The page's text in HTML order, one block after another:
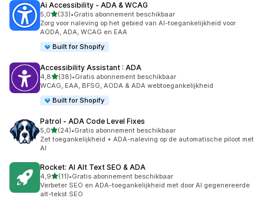
Ai Accessibility ‑ ADA & WCAG
5,0van 5 sterren
(33)
33 recensies in totaal
•Gratis abonnement beschikbaar
Zorg voor naleving op het gebied van AI-toegankelijkheid voor
AODA, ADA, WCAG en EAA
Built for Shopify
Accessibility Assistant : ADA
4,8van 5 sterren
(38)
38 recensies in totaal
•Gratis abonnement beschikbaar
WCAG, EAA, BFSG, AODA & ADA webtoegankelijkheid
Built for Shopify
Patrol ‑ ADA Code Level Fixes
5,0van 5 sterren
(24)
24 recensies in totaal
•Gratis abonnement beschikbaar
Zet toegankelijkheid + ADA-naleving op de automatische piloot met
AI
Rocket: AI Alt Text SEO & ADA
4,9van 5 sterren
(11)
11 recensies in totaal
•Gratis abonnement beschikbaar
Verbeter SEO en ADA-toegankelijkheid met door AI gegenereerde
alt-tekst SEO